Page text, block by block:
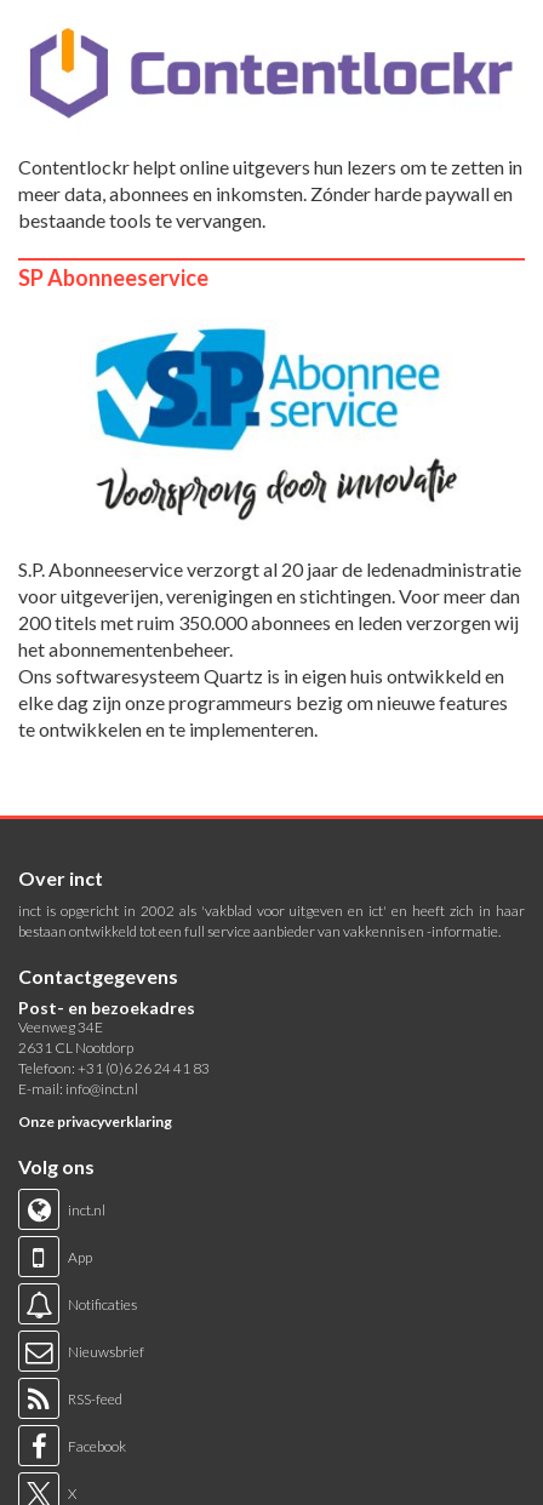
Contentlockr helpt online uitgevers hun lezers om te zetten in
meer data, abonnees en inkomsten. Zónder harde paywall en
bestaande tools te vervangen.
SP Abonneeservice
S.P. Abonneeservice verzorgt al 20 jaar de ledenadministratie
voor uitgeverijen, verenigingen en stichtingen. Voor meer dan
200 titels met ruim 350.000 abonnees en leden verzorgen wij
het abonnementenbeheer.
Ons softwaresysteem Quartz is in eigen huis ontwikkeld en
elke dag zijn onze programmeurs bezig om nieuwe features
te ontwikkelen en te implementeren.
Over inct
inct is opgericht in 2002 als 'vakblad voor uitgeven en ict' en heeft zich in haar
bestaan ontwikkeld tot een full service aanbieder van vakkennis en -informatie.
Contactgegevens
Post- en bezoekadres
Veenweg 34E
2631 CL Nootdorp
Telefoon: +31 (0)6 26 24 41 83
E-mail: info@inct.nl
Onze privacyverklaring
Volg ons
inct.nl
App
Notificaties
Nieuwsbrief
RSS-feed
Facebook
X